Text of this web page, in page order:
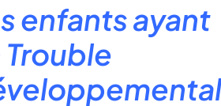
enfants ayant
Trouble